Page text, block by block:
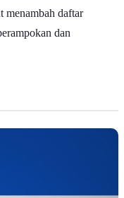
menambah daftar
dan